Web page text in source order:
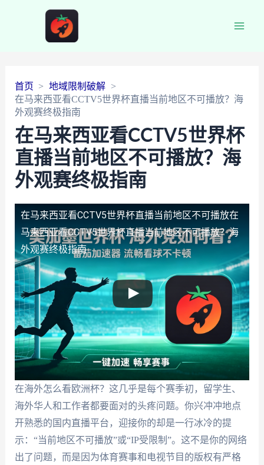
首页
地域限制破解
在马来西亚看CCTV5世界杯直播当前地区不可播放？海
外观赛终极指南
在马来西亚看CCTV5世界杯
直播当前地区不可播放？海
外观赛终极指南
在马来西亚看CCTV5世界杯直播当前地区不可播放在
马来西亚看CCTV5世界杯直播当前地区不可播放？海
外观赛终极指南
在海外怎么看欧洲杯？这几乎是每个赛季初，留学生、
海外华人和工作者都要面对的头疼问题。你兴冲冲地点
开熟悉的国内直播平台，迎接你的却是一行冰冷的提
示：“当前地区不可播放”或“IP受限制”。这不是你的网络
出了问题，而是因为体育赛事和电视节目的版权有严格